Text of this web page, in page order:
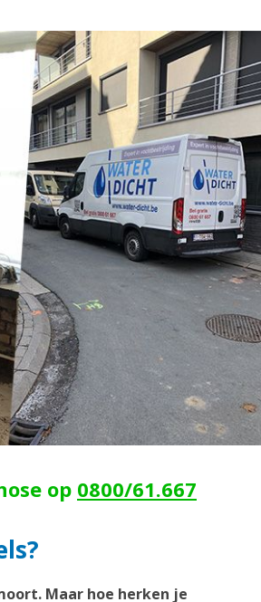
op 0800/61.667
Maar hoe herken je